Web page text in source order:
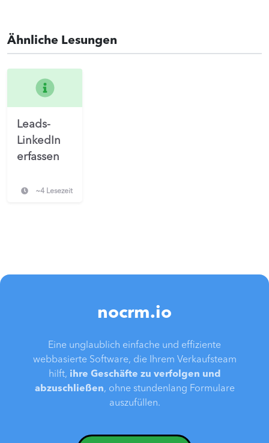
Ähnliche Lesungen
Leads-
LinkedIn
erfassen
~4 Lesezeit
nocrm.io
Eine unglaublich einfache und effiziente
webbasierte Software, die Ihrem Verkaufsteam
hilft, ihre Geschäfte zu verfolgen und
abzuschließen, ohne stundenlang Formulare
auszufüllen.